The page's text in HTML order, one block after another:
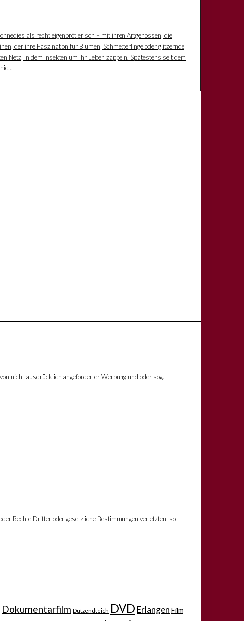
als recht eigenbrötlerisch – mit ihren Artgenossen, die
der ihre Faszination für Blumen, Schmetterlinge oder glitzernde
Netz, in dem Insekten um ihr Leben zappeln. Spätestens seit dem
nicht ausdrücklich angeforderter Werbung und oder sog.
Rechte Dritter oder gesetzliche Bestimmungen verletzten, so
Dokumentarfilm Dutzendteich DVD Erlangen Film